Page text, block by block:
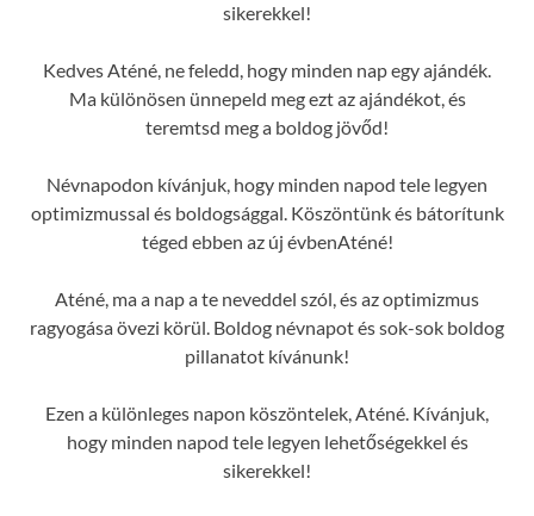
sikerekkel!
Kedves Aténé, ne feledd, hogy minden nap egy ajándék.
Ma különösen ünnepeld meg ezt az ajándékot, és
teremtsd meg a boldog jövőd!
Névnapodon kívánjuk, hogy minden napod tele legyen
optimizmussal és boldogsággal. Köszöntünk és bátorítunk
téged ebben az új évbenAténé!
Aténé, ma a nap a te neveddel szól, és az optimizmus
ragyogása övezi körül. Boldog névnapot és sok-sok boldog
pillanatot kívánunk!
Ezen a különleges napon köszöntelek, Aténé. Kívánjuk,
hogy minden napod tele legyen lehetőségekkel és
sikerekkel!